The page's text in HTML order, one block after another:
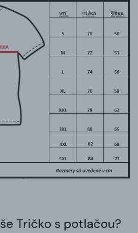
Tričko s potlačou?